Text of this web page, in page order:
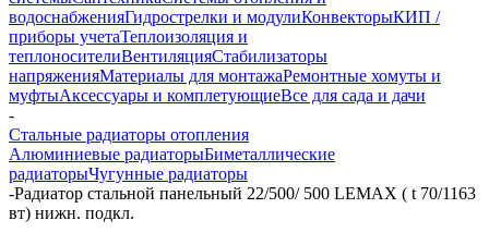
водоснабженияГидрострелки и модулиКонвекторыКИП /
приборы учетаТеплоизоляция и
теплоносителиВентиляцияСтабилизаторы
напряженияМатериалы для монтажаРемонтные хомуты и
муфтыАксессуары и комплетующиеВсе для сада и дачи
-
Стальные радиаторы отопления
Алюминиевые радиаторыБиметаллические
радиаторыЧугунные радиаторы
-Радиатор стальной панельный 22/500/ 500 LEMAX ( t 70/1163
вт) нижн. подкл.